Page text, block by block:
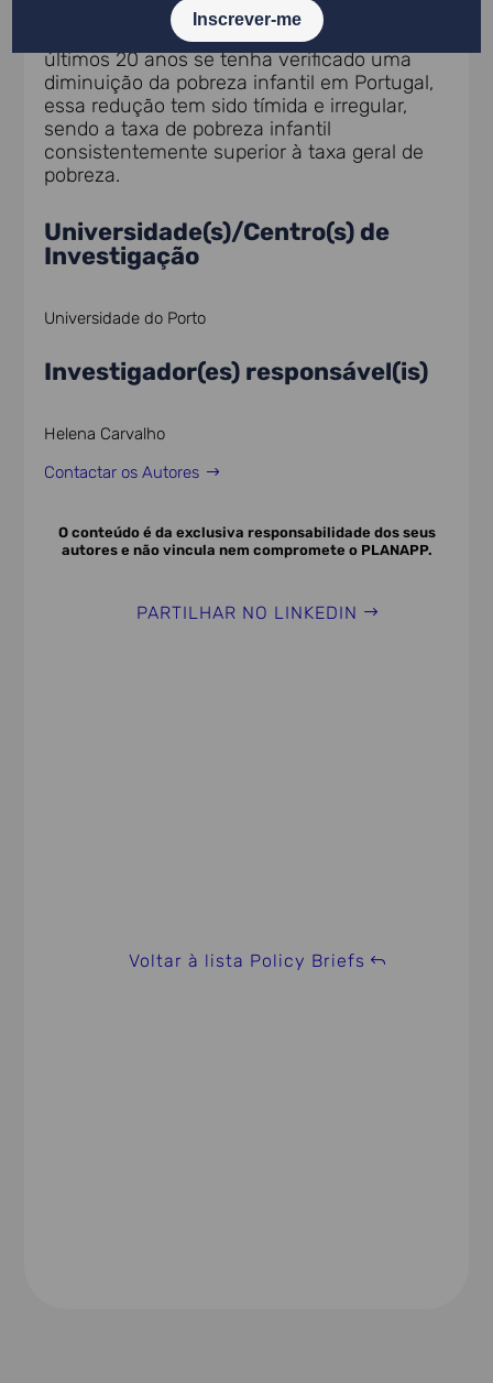
desafio central para a coesão social e o
desenvolvimento sustentável. Embora nos
últimos 20 anos se tenha verificado uma
diminuição da pobreza infantil em Portugal,
essa redução tem sido tímida e irregular,
sendo a taxa de pobreza infantil
consistentemente superior à taxa geral de
pobreza.
Universidade(s)/Centro(s) de
Investigação
Universidade do Porto
Investigador(es) responsável(is)
Helena Carvalho
Contactar os Autores
O conteúdo é da exclusiva responsabilidade dos seus
autores e não vincula nem compromete o PLANAPP.
PARTILHAR NO LINKEDIN
Voltar à lista Policy Briefs